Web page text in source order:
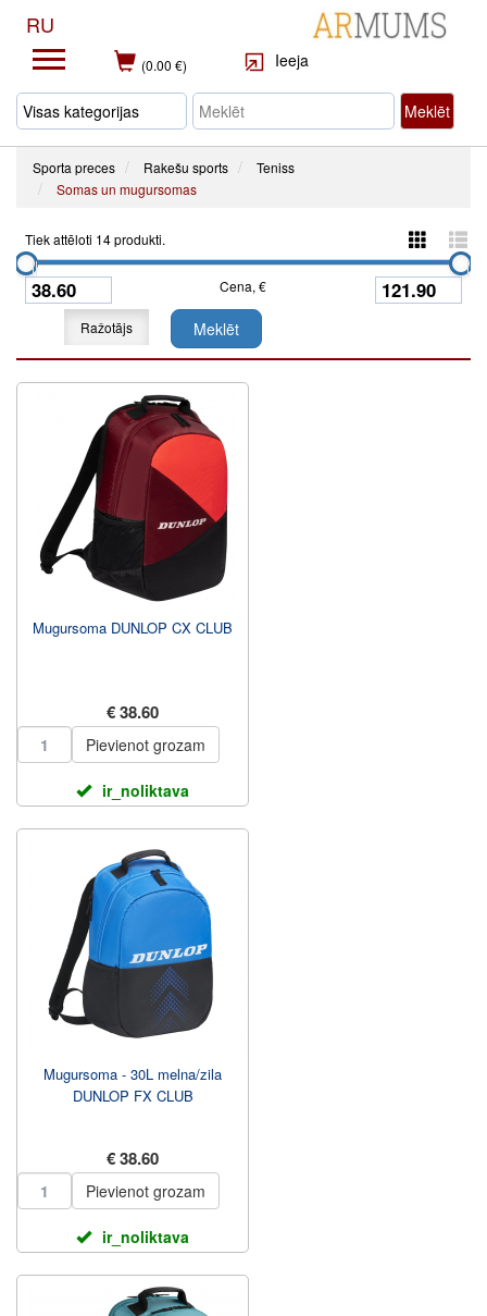
RU
(0.00 €) Ieeja
Meklēt
Sporta preces Rakešu sports
Teniss
Somas un mugursomas
Tiek attēloti 14 produkti.
Cena, €
Ražotājs Meklēt
Mugursoma DUNLOP CX CLUB
€ 38.60
Pievienot grozam
ir_noliktava
Mugursoma - 30L melna/zila
DUNLOP FX CLUB
€ 38.60
Pievienot grozam
ir_noliktava